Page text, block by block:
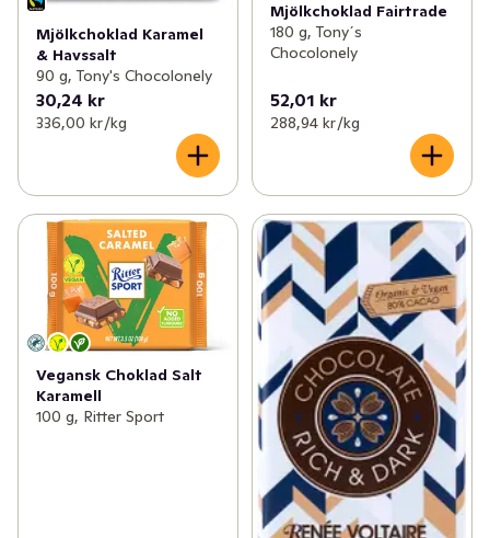
Mjölkchoklad Karamel
& Havssalt
90 g, Tony's Chocolonely
30,24 kr
336,00 kr /kg
Mjölkchoklad Fairtrade
180 g, Tony´s
Chocolonely
52,01 kr
288,94 kr /kg
Vegansk Choklad Salt
Karamell
100 g, Ritter Sport